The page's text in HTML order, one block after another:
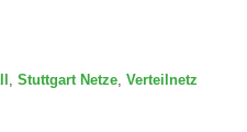
Stuttgart Netze Verteilnetz